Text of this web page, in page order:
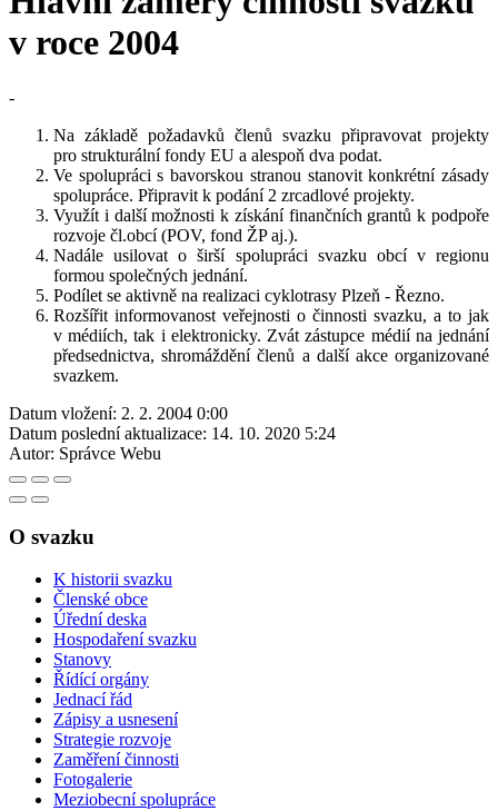
v roce 2004
-
Na základě požadavků členů svazku připravovat projekty
pro strukturální fondy EU a alespoň dva podat.
Ve spolupráci s bavorskou stranou stanovit konkrétní zásady
spolupráce. Připravit k podání 2 zrcadlové projekty.
Využít i další možnosti k získání finančních grantů k podpoře
rozvoje čl.obcí (POV, fond ŽP aj.).
Nadále usilovat o širší spolupráci svazku obcí v regionu
formou společných jednání.
Podílet se aktivně na realizaci cyklotrasy Plzeň - Řezno.
Rozšířit informovanost veřejnosti o činnosti svazku, a to jak
v médiích, tak i elektronicky. Zvát zástupce médií na jednání
předsednictva, shromáždění členů a další akce organizované
svazkem.
Datum vložení: 2. 2. 2004 0:00
Datum poslední aktualizace: 14. 10. 2020 5:24
Autor: Správce Webu
O svazku
K historii svazku
Členské obce
Úřední deska
Hospodaření svazku
Stanovy
Řídící orgány
Jednací řád
Zápisy a usnesení
Strategie rozvoje
Zaměření činnosti
Fotogalerie
Meziobecní spolupráce